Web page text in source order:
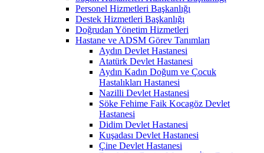
Personel Hizmetleri Başkanlığı
Destek Hizmetleri Başkanlığı
Doğrudan Yönetim Hizmetleri
Hastane ve ADSM Görev Tanımları
Aydın Devlet Hastanesi
Atatürk Devlet Hastanesi
Aydın Kadın Doğum ve Çocuk
Hastalıkları Hastanesi
Nazilli Devlet Hastanesi
Söke Fehime Faik Kocagöz Devlet
Hastanesi
Didim Devlet Hastanesi
Kuşadası Devlet Hastanesi
Çine Devlet Hastanesi